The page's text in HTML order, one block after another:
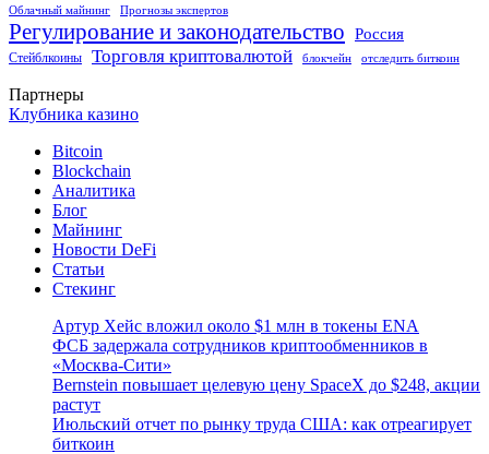
Облачный майнинг Прогнозы экспертов
Регулирование и законодательство Россия
Стейблкоины Торговля криптовалютой блокчейн отследить биткоин
Партнеры
Клубника казино
Bitcoin
Blockchain
Аналитика
Блог
Майнинг
Новости DeFi
Статьи
Стекинг
Артур Хейс вложил около $1 млн в токены ENA
ФСБ задержала сотрудников криптообменников в
«Москва-Сити»
Bernstein повышает целевую цену SpaceX до $248, акции
растут
Июльский отчет по рынку труда США: как отреагирует
биткоин